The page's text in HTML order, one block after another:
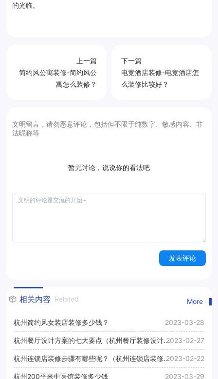
的光临。
上一篇
简约风公寓装修-简约风公
寓怎么装修？
下一篇
电竞酒店装修-电竞酒店怎
么装修比较好？
文明留言，请勿恶意评论，包括但不限于纯数字、敏感内容、非
法昵称等
暂无讨论，说说你的看法吧
发表评论
相关内容 Related More
杭州简约风女装店装修多少钱？ 2023-03-28
杭州餐厅设计方案的七大要点（杭州餐厅装修设计方
案）
2023-02-27
杭州连锁店装修步骤有哪些呢？（杭州连锁店装修步
骤之砌墙）
2023-02-22
杭州200平米中医馆装修多少钱 2023-03-29